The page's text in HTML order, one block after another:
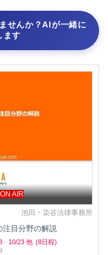
せんか？AIが一緒に
ます
ON AIR
池田・染谷法律事務所
目分野の解説
· 10/23 他 (8日程)